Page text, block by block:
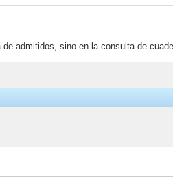
admitidos, sino en la consulta de